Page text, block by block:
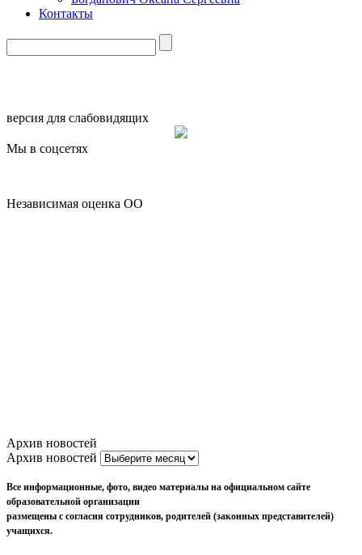
Контакты
версия для слабовидящих
Мы в соцсетях
Независимая оценка ОО
Архив новостей
Архив новостей
Все информационные, фото, видео материалы на официальном сайте
образовательной организации
размещены с согласия сотрудников, родителей (законных представителей)
учащихся.